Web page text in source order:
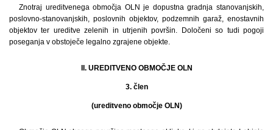
Znotraj ureditvenega območja OLN je dopustna gradnja stanovanjskih,
poslovno-stanovanjskih, poslovnih objektov, podzemnih garaž, enostavnih
objektov ter ureditve zelenih in utrjenih površin. Določeni so tudi pogoji
poseganja v obstoječe legalno zgrajene objekte.
II. UREDITVENO OBMOČJE OLN
3. člen
(ureditveno območje OLN)